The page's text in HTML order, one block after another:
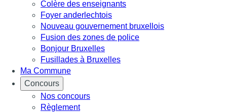
Colère des enseignants
Foyer anderlechtois
Nouveau gouvernement bruxellois
Fusion des zones de police
Bonjour Bruxelles
Fusillades à Bruxelles
Ma Commune
Concours
Nos concours
Règlement